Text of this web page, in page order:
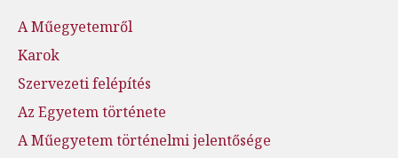
A Műegyetemről
Karok
Szervezeti felépítés
Az Egyetem története
A Műegyetem történelmi jelentősége